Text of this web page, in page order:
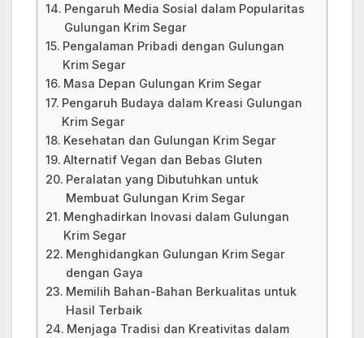
Pengaruh Media Sosial dalam Popularitas
Gulungan Krim Segar
Pengalaman Pribadi dengan Gulungan
Krim Segar
Masa Depan Gulungan Krim Segar
Pengaruh Budaya dalam Kreasi Gulungan
Krim Segar
Kesehatan dan Gulungan Krim Segar
Alternatif Vegan dan Bebas Gluten
Peralatan yang Dibutuhkan untuk
Membuat Gulungan Krim Segar
Menghadirkan Inovasi dalam Gulungan
Krim Segar
Menghidangkan Gulungan Krim Segar
dengan Gaya
Memilih Bahan-Bahan Berkualitas untuk
Hasil Terbaik
Menjaga Tradisi dan Kreativitas dalam